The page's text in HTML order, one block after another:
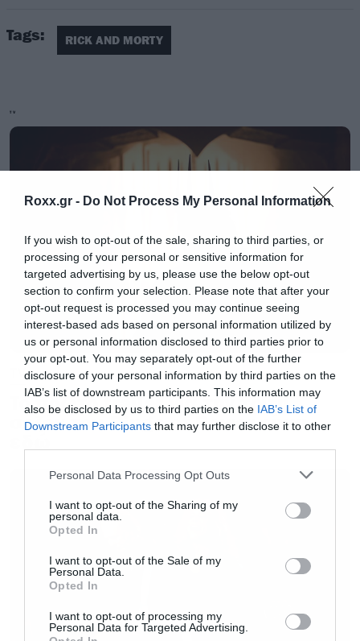
Roxx.gr - Do Not Process My Personal Information
If you wish to opt-out of the sale, sharing to third parties, or
processing of your personal or sensitive information for
targeted advertising by us, please use the below opt-out
section to confirm your selection. Please note that after your
opt-out request is processed you may continue seeing
interest-based ads based on personal information utilized by
us or personal information disclosed to third parties prior to
your opt-out. You may separately opt-out of the further
disclosure of your personal information by third parties on the
IAB’s list of downstream participants. This information may
also be disclosed by us to third parties on the IAB’s List of
Downstream Participants that may further disclose it to other
Please note that this website/app uses one or more Google
not limited to your visit or usage behaviour. You may click to
grant or deny consent to Google and its third-party tags to
use your data for below specified purposes in below Google
consent section.
Personal Data Processing Opt Outs
I want to opt-out of the Sharing of my
personal data.
Opted In
I want to opt-out of the Sale of my
Personal Data.
Opted In
I want to opt-out of processing my
Personal Data for Targeted Advertising.
Υπάρχουν λοιπόν διαφορές στις φωνές; Αν
κάποιος δεν έχει παρακολουθήσει τις εξελίξεις,
είμαστε σίγουροι ότι δεν θα καταλάβει τίποτα,
αφού οι ηθοποιοί που επελέγησαν (δεν
ανακοινώθηκαν ακόμα) για τους ρόλους κάνει
εξαιρετική δουλειά στη μίμηση και του Rick και
του Morty.
Το Adult Swim στην περίληψη της νέας σεζόν
ρίχνει το βάρος στην ιστορία και στην
ανακοίνωση του τονίζει ότι η έβδομη σεζόν θα
είναι από τις πιο δυνατές της σειράς. Η
πρεμιέρα θα γίνει στις 15 Οκτωβρίου και μένει
να δούμε αν τα επεισόδια θα είναι διαθέσιμα
στο Netflix την επόμενη μέρα από την προβολή
τους όπως γινόταν τα τελευταία χρόνια.
and Morty που είναι ντυμένο μουσικά από το
Ace of Spades των Motorhead που δίνει μία
έξτρα ώθηση στις χαοτικές σκηνές.
Tags: RICK AND MORTY
TV
TV
To πρώτο trailer για την τρίτη
σεζόν του Rings of Power είναι